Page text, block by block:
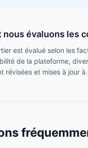
nous évaluons les
est évalué selon les
de la plateforme,
révisées et mises à jour